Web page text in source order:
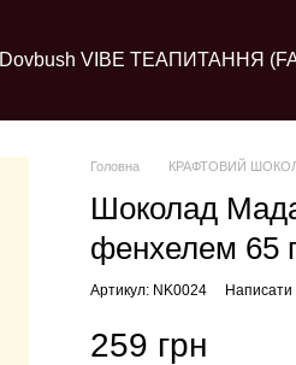
Dovbush VIBE TEAПИТАННЯ
Головна КРАФТОВИЙ
Шоколад
фенхелем 65
Артикул: NK0024 Написати
259 грн